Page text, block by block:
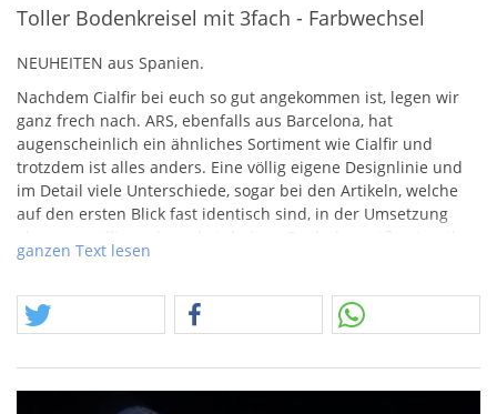
Toller Bodenkreisel mit 3fach - Farbwechsel
NEUHEITEN aus Spanien.
Nachdem Cialfir bei euch so gut angekommen ist, legen wir
ganz frech nach. ARS, ebenfalls aus Barcelona, hat
augenscheinlich ein ähnliches Sortiment wie Cialfir und
trotzdem ist alles anders. Eine völlig eigene Designlinie und
im Detail viele Unterschiede, sogar bei den Artikeln, welche
auf den ersten Blick fast identisch sind, in der Umsetzung
aber was völlig anderes beinhalten. Doch der größte Anteil an
Artikeln ist natürlich gänzlich anders beschaffen. Eines
und welche Artikel in Spanien zuhause sind. Bei Cialfir konnte
man es schon bei vielen Artikeln sehen und beiARSwird der
ganzen Text lesen